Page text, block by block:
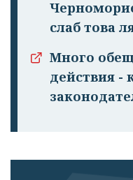
слаб това
Много
действия -